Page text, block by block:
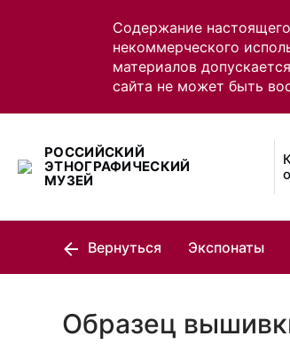
Содержание
некоммерческого
материалов
сайта не может быть
РОССИЙСКИЙ
ЭТНОГРАФИЧЕСКИЙ
МУЗЕЙ
Вернуться Экспонаты
Образец